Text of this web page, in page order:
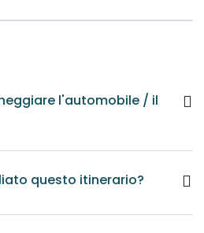
l'automobile / il
questo itinerario?